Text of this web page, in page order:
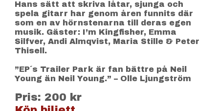
Hans sätt att skriva låtar, sjunga och
spela gitarr har genom åren funnits där
som en av hörnstenarna till deras egen
musik. Gäster: I’m Kingfisher, Emma
Silfver, Andi Almqvist, Maria Stille & Peter
Thisell.
”EP´s Trailer Park är fan bättre på Neil
Young än Neil Young.” – Olle Ljungström
Pris: 200 kr